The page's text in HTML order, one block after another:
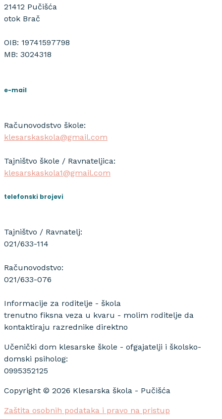
21412 Pučišća
otok Brač
OIB: 19741597798
MB: 3024318
e-mail
Računovodstvo škole:
klesarskaskola@gmail.com
Tajništvo škole / Ravnateljica:
klesarskaskola1@gmail.com
telefonski brojevi
Tajništvo / Ravnatelj:
021/633-114
Računovodstvo:
021/633-076
Informacije za roditelje - škola
trenutno fiksna veza u kvaru - molim roditelje da
kontaktiraju razrednike direktno
Učenički dom klesarske škole - ofgajatelji i školsko-
domski psiholog:
0995352125
Copyright © 2026 Klesarska škola - Pučišća
Zaštita osobnih podataka i pravo na pristup